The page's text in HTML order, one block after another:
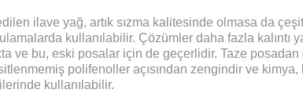
ilave yağ, artık sızma kalitesinde olmasa da
kullanılabilir. Çözümler daha fazla kalıntı
ve bu, eski posalar için de geçerlidir. Taze posadan
polifenoller açısından zengindir ve kimya,
kullanılabilir.